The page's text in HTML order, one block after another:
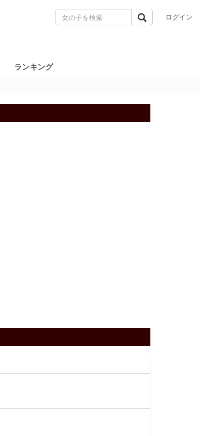
ログイン
ランキング